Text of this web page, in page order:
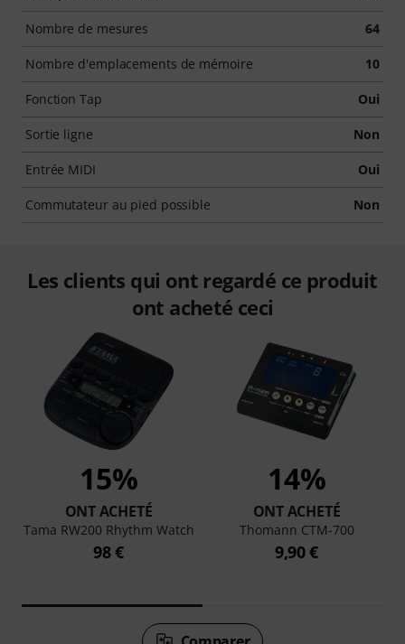
Nombre de mesures 64
Nombre d'emplacements de mémoire 10
Fonction Tap Oui
Sortie ligne Non
Entrée MIDI Oui
Commutateur au pied possible Non
Les clients qui ont regardé ce produit
ont acheté ceci
15%
ONT ACHETÉ
Tama RW200 Rhythm Watch
98 €
14%
ONT ACHETÉ
Thomann CTM-700
9,90 €